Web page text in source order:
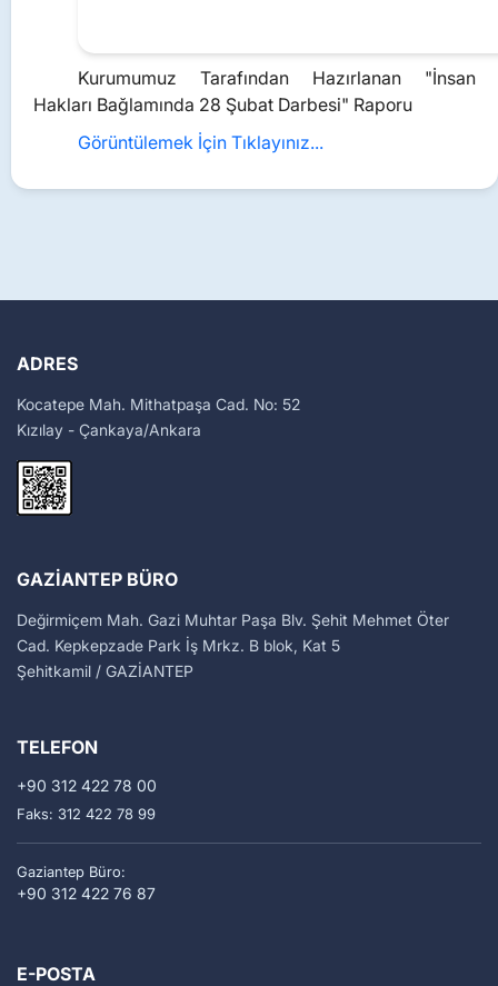
Kurumumuz Tarafından Hazırlanan "İnsan
Hakları Bağlamında 28 Şubat Darbesi" Raporu
Görüntülemek İçin Tıklayınız...
ADRES
Kocatepe Mah. Mithatpaşa Cad. No: 52
Kızılay - Çankaya/Ankara
GAZIANTEP BÜRO
Değirmiçem Mah. Gazi Muhtar Paşa Blv. Şehit Mehmet Öter
Cad. Kepkepzade Park İş Mrkz. B blok, Kat 5
Şehitkamil / GAZİANTEP
TELEFON
+90 312 422 78 00
Faks: 312 422 78 99
Gaziantep Büro:
+90 312 422 76 87
E-POSTA